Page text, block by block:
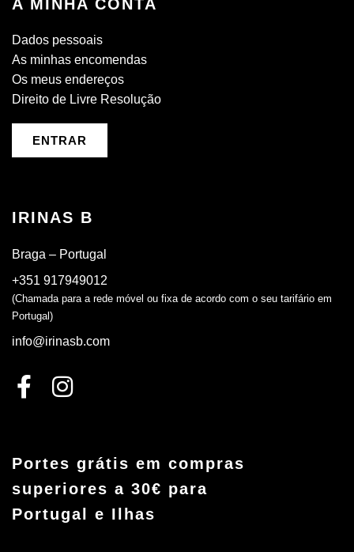
A MINHA CONTA
Dados pessoais
As minhas encomendas
Os meus endereços
Direito de Livre Resolução
ENTRAR
IRINAS B
Braga – Portugal
+351 917949012
(Chamada para a rede móvel ou fixa de acordo com o seu tarifário em
Portugal)
info@irinasb.com
Portes grátis em compras
superiores a 30€ para
Portugal e Ilhas